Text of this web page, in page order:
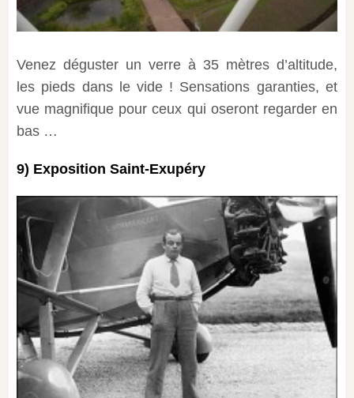
Venez déguster un verre à 35 mètres d’altitude,
les pieds dans le vide ! Sensations garanties, et
vue magnifique pour ceux qui oseront regarder en
bas …
9) Exposition Saint-Exupéry